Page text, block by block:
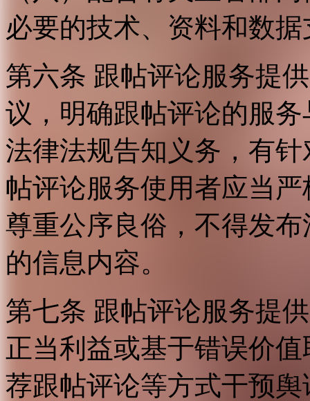
必要的技术、资料和数
第六条 跟帖评论服务提
议，明确跟帖评论的服
法律法规告知义务，有
帖评论服务使用者应当
尊重公序良俗，不得发
的信息内容。
第七条 跟帖评论服务提
正当利益或基于错误价
荐跟帖评论等方式干预